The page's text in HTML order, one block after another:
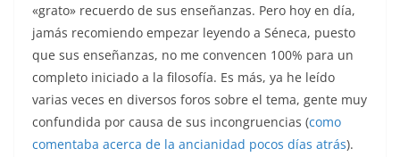
«grato» recuerdo de sus enseñanzas. Pero hoy en día,
jamás recomiendo empezar leyendo a Séneca, puesto
que sus enseñanzas, no me convencen 100% para un
completo iniciado a la filosofía. Es más, ya he leído
varias veces en diversos foros sobre el tema, gente muy
confundida por causa de sus incongruencias (como
comentaba acerca de la ancianidad pocos días atrás).